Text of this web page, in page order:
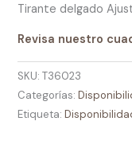
Tirante delgado
Revisa nuestro
SKU:T36023
Categorías:
Etiqueta: